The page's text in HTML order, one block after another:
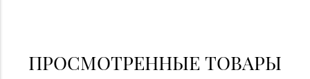
ПРОСМОТРЕННЫЕ ТОВАРЫ